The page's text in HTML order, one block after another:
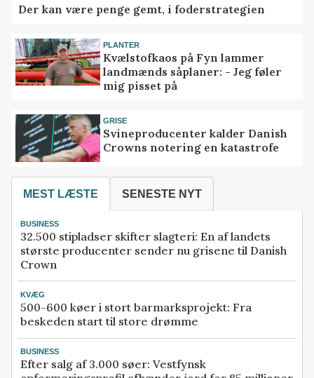
Der kan være penge gemt, i foderstrategien
PLANTER
Kvælstofkaos på Fyn lammer
landmænds såplaner: - Jeg føler
mig pisset på
GRISE
Svineproducenter kalder Danish
Crowns notering en katastrofe
MEST LÆSTE SENESTE NYT
BUSINESS
32.500 stipladser skifter slagteri: En af landets
største producenter sender nu grisene til Danish
Crown
KVÆG
500-600 køer i stort barmarksprojekt: Fra
beskeden start til store drømme
BUSINESS
Efter salg af 3.000 søer: Vestfynsk